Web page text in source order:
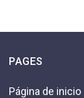
PAGES
Página de inicio